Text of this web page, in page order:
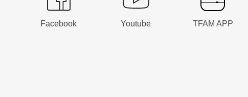
Facebook Youtube TFAM APP